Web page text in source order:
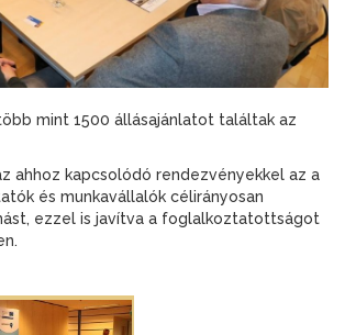
mint 1500 állásajánlatot találtak az
ahhoz kapcsolódó rendezvényekkel az a
és munkavállalók célirányosan
ezzel is javítva a foglalkoztatottságot